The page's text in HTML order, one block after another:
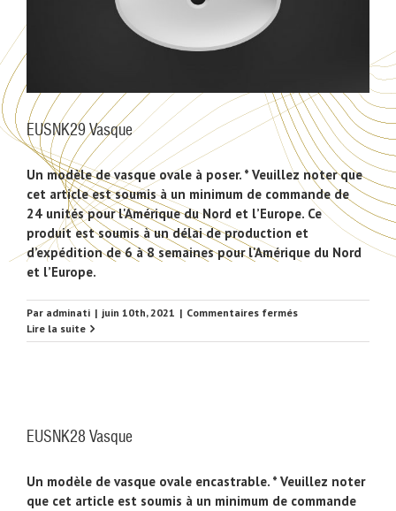
EUSNK29 Vasque
Un modèle de vasque ovale à poser. * Veuillez noter que
cet article est soumis à un minimum de commande de
24 unités pour l'Amérique du Nord et l’Europe. Ce
produit est soumis à un délai de production et
d’expédition de 6 à 8 semaines pour l'Amérique du Nord
et l’Europe.
Par adminati | juin 10th, 2021 | Commentaires ferméssur
Vasque
Lire la suite
EUSNK28 Vasque
Un modèle de vasque ovale encastrable. * Veuillez noter
que cet article est soumis à un minimum de commande